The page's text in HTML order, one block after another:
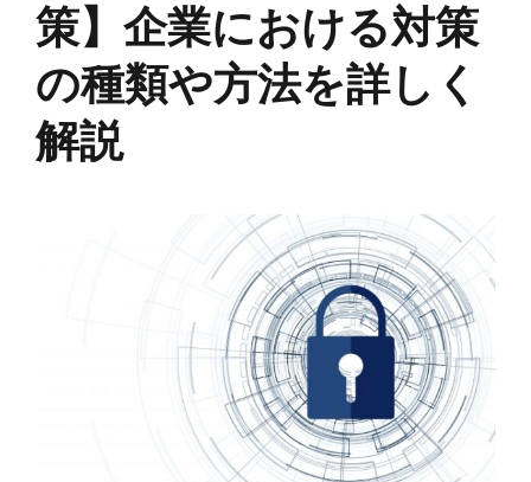
策】企業における対策
の種類や方法を詳しく
解説